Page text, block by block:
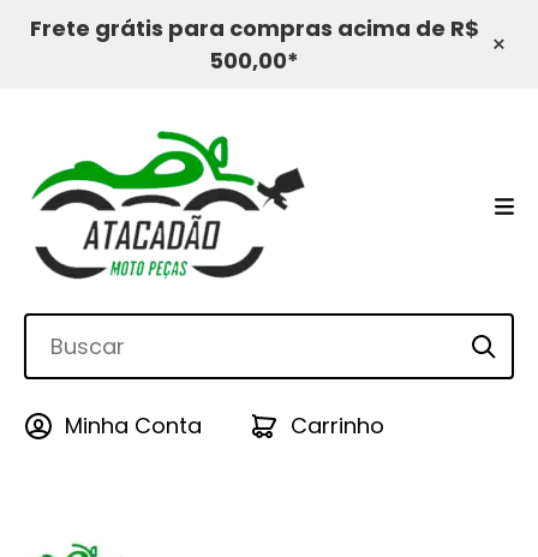
Frete grátis para compras acima de R$
500,00*
×
Minha Conta Carrinho